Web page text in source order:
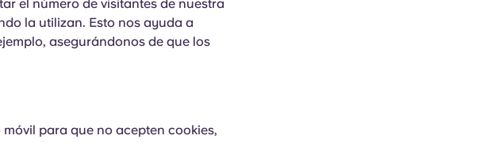
el número de visitantes de nuestra
la utilizan. Esto nos ayuda a
asegurándonos de que los
para que no acepten cookies,